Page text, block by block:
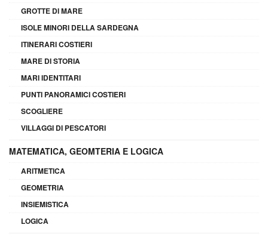
GROTTE DI MARE
ISOLE MINORI DELLA SARDEGNA
ITINERARI COSTIERI
MARE DI STORIA
MARI IDENTITARI
PUNTI PANORAMICI COSTIERI
SCOGLIERE
VILLAGGI DI PESCATORI
MATEMATICA, GEOMTERIA E LOGICA
ARITMETICA
GEOMETRIA
INSIEMISTICA
LOGICA